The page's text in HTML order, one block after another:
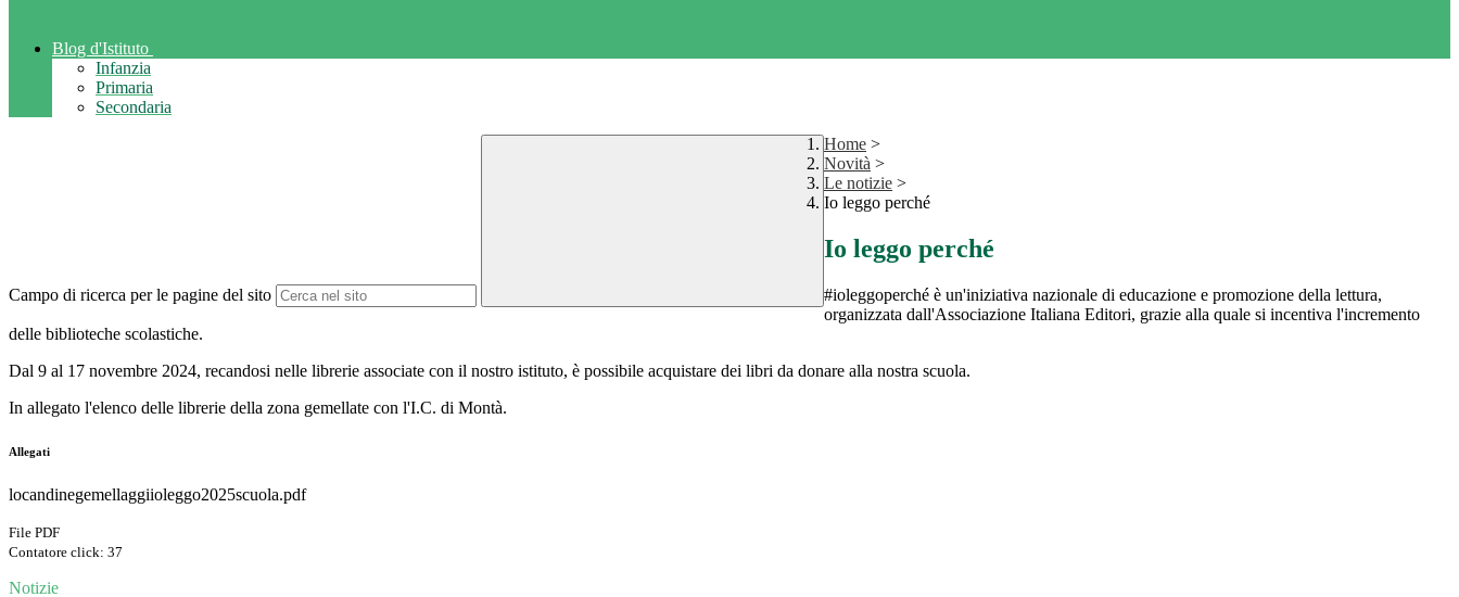
Blog d'Istituto
Infanzia
Primaria
Secondaria
Campo di ricerca per le pagine del sito
Home >
Novità >
Le notizie >
Io leggo perché
Io leggo perché
#ioleggoperché è un'iniziativa nazionale di educazione e promozione della lettura,
organizzata dall'Associazione Italiana Editori, grazie alla quale si incentiva l'incremento
delle biblioteche scolastiche.
Dal 9 al 17 novembre 2024, recandosi nelle librerie associate con il nostro istituto, è possibile acquistare dei libri da donare alla nostra scuola.
In allegato l'elenco delle librerie della zona gemellate con l'I.C. di Montà.
Allegati
locandinegemellaggiioleggo2025scuola.pdf
File PDF
Contatore click: 37
Notizie